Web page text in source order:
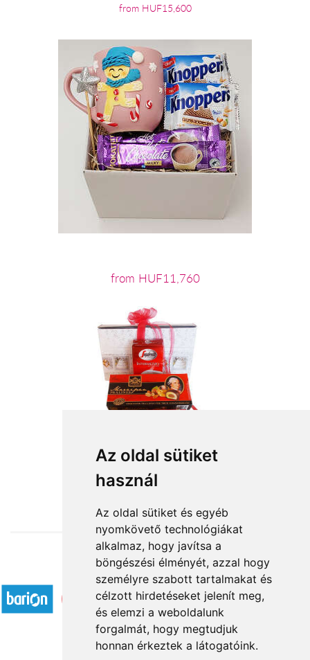
Az oldal sütiket
használ
Az oldal sütiket és egyéb
nyomkövető technológiákat
alkalmaz, hogy javítsa a
böngészési élményét, azzal hogy
személyre szabott tartalmakat és
célzott hirdetéseket jelenít meg,
és elemzi a weboldalunk
forgalmát, hogy megtudjuk
honnan érkeztek a látogatóink.
from HUF15,600
from HUF11,760
from HUF13,640
Accepted payment methods